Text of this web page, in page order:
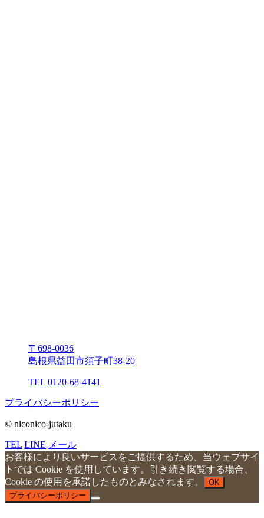
〒698-0036
島根県益⽥市須⼦町38-20
TEL 0120-68-4141
プライバシーポリシー
© niconico-jutaku
TEL LINE メール
お客様により良いサービスをご提供するため、当ウェブサイ
トでは Cookie を使用しています。引き続き閲覧する場合、
Cookie の使用を承諾したものとみなされます。
OK
プライバシーポリシー